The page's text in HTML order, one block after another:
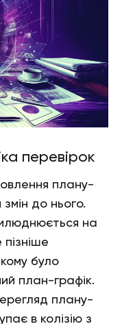
перевірок
плану-
змін до нього.
на
пізніше
було
план-графік.
плану-
в колізію з